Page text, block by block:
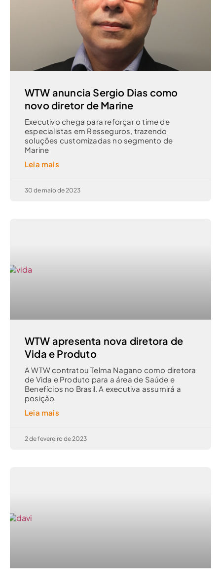
WTW anuncia Sergio Dias como
novo diretor de Marine
Executivo chega para reforçar o time de
especialistas em Resseguros, trazendo
soluções customizadas no segmento de
Marine
Leia mais
30 de maio de 2023
WTW apresenta nova diretora de
Vida e Produto
A WTW contratou Telma Nagano como diretora
de Vida e Produto para a área de Saúde e
Benefícios no Brasil. A executiva assumirá a
posição
Leia mais
2 de fevereiro de 2023